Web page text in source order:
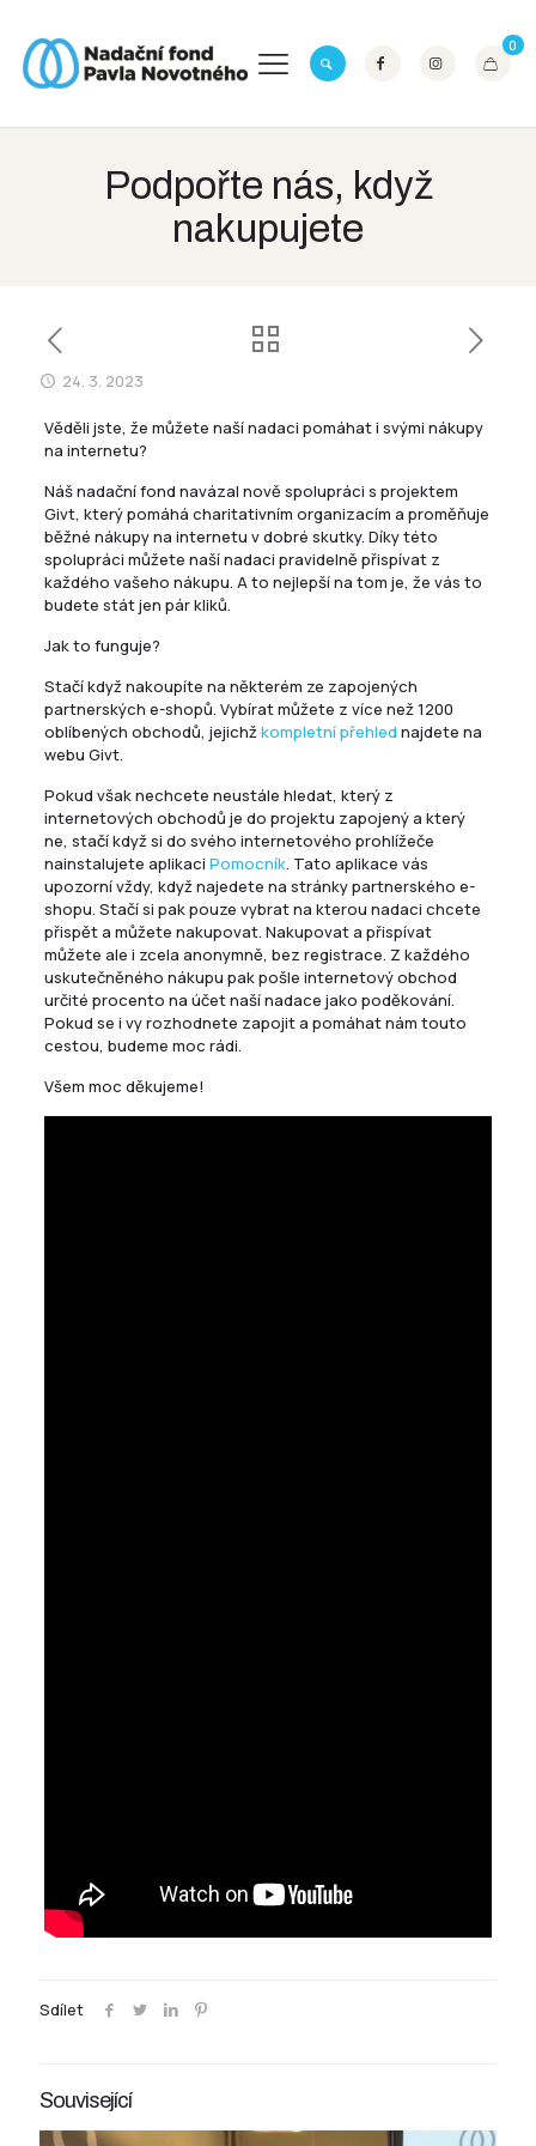
0
Podpořte nás, když
nakupujete
24. 3. 2023
Věděli jste, že můžete naší nadaci pomáhat i svými nákupy
na internetu?
Náš nadační fond navázal nově spolupráci s projektem
Givt, který pomáhá charitativním organizacím a proměňuje
běžné nákupy na internetu v dobré skutky. Díky této
spolupráci můžete naší nadaci pravidelně přispívat z
každého vašeho nákupu. A to nejlepší na tom je, že vás to
budete stát jen pár kliků.
Jak to funguje?
Stačí když nakoupíte na některém ze zapojených
partnerských e-shopů. Vybírat můžete z více než 1200
oblíbených obchodů, jejichžkompletní přehled najdete na
webu Givt.
Pokud však nechcete neustále hledat, který z
internetových obchodů je do projektu zapojený a který
ne, stačí když si do svého internetového prohlížeče
nainstalujete aplikaci Pomocník. Tato aplikace vás
upozorní vždy, když najedete na stránky partnerského e-
shopu. Stačí si pak pouze vybrat na kterou nadaci chcete
přispět a můžete nakupovat. Nakupovat a přispívat
můžete ale i zcela anonymně, bez registrace. Z každého
uskutečněného nákupu pak pošle internetový obchod
určité procento na účet naší nadace jako poděkování.
Pokud se i vy rozhodnete zapojit a pomáhat nám touto
cestou, budeme moc rádi.
Všem moc děkujeme!
Sdílet
Související